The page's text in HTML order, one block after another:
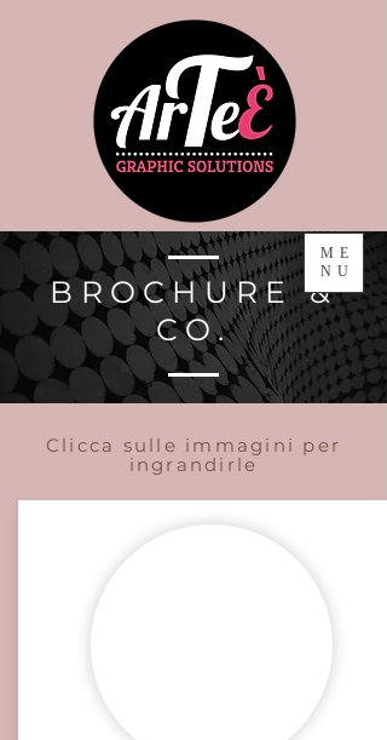
ME
NU
BROCHURE &
CO.
Clicca sulle immagini per
ingrandirle